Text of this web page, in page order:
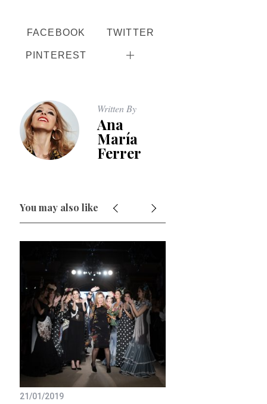
FACEBOOK TWITTER
PINTEREST
Written By
Ana
María
Ferrer
You may also like
21/01/2019